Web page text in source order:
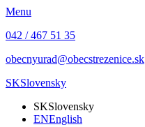
Menu
042 / 467 51 35
obecnyurad@obecstrezenice.sk
SKSlovensky
SKSlovensky
ENEnglish